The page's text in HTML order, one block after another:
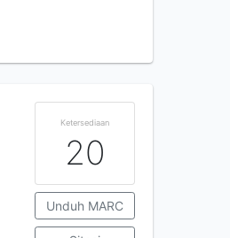
Ketersediaan
20
Unduh MARC